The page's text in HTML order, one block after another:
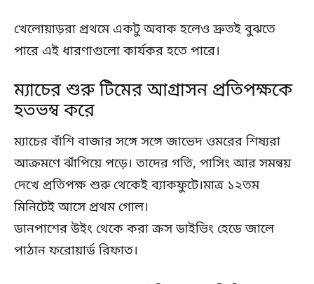
খেলোয়াড়রা প্রথমে একটু অবাক হলেও দ্রুতই বুঝতে
পারে এই ধারণাগুলো কার্যকর হতে পারে।
ম্যাচের শুরু টিমের আগ্রাসন প্রতিপক্ষকে
হতভম্ব করে
ম্যাচের বাঁশি বাজার সঙ্গে সঙ্গে জাভেদ ওমরের শিষ্যরা
আক্রমণে ঝাঁপিয়ে পড়ে। তাদের গতি, পাসিং আর সমন্বয়
দেখে প্রতিপক্ষ শুরু থেকেই ব্যাকফুটে।মাত্র ১২তম
মিনিটেই আসে প্রথম গোল।
ডানপাশের উইং থেকে করা ক্রস ডাইভিং হেডে জালে
পাঠান ফরোয়ার্ড রিফাত।